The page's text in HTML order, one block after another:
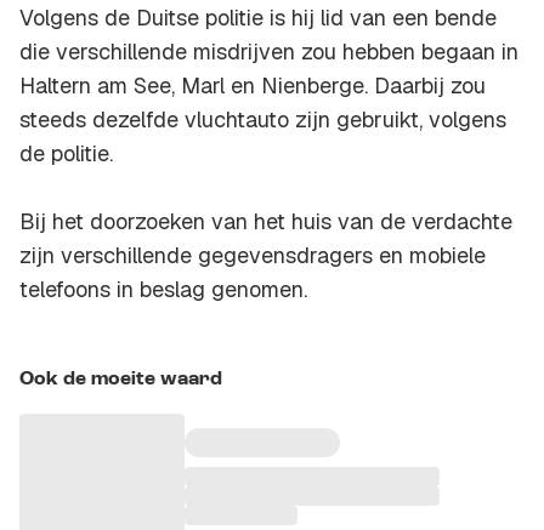
Volgens de Duitse politie is hij lid van een bende
die verschillende misdrijven zou hebben begaan in
Haltern am See, Marl en Nienberge. Daarbij zou
steeds dezelfde vluchtauto zijn gebruikt, volgens
de politie.
Bij het doorzoeken van het huis van de verdachte
zijn verschillende gegevensdragers en mobiele
telefoons in beslag genomen.
Ook de moeite waard